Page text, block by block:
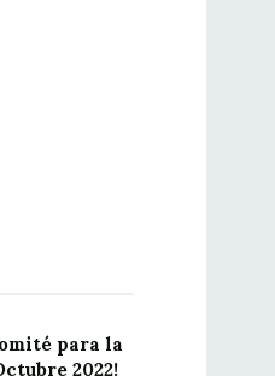
para la
2022!